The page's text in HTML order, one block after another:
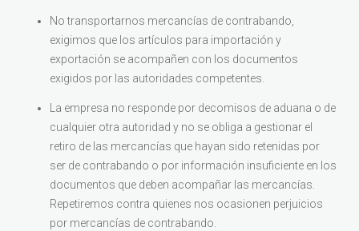
No transportarnos mercancías de contrabando,
exigimos que los artículos para importación y
exportación se acompañen con los documentos
exigidos por las autoridades competentes.
La empresa no responde por decomisos de aduana o de
cualquier otra autoridad y no se obliga a gestionar el
retiro de las mercancías que hayan sido retenidas por
ser de contrabando o por información insuficiente en los
documentos que deben acompañar las mercancías.
Repetiremos contra quienes nos ocasionen perjuicios
por mercancías de contrabando.